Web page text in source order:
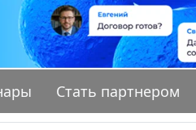
Стать партнером